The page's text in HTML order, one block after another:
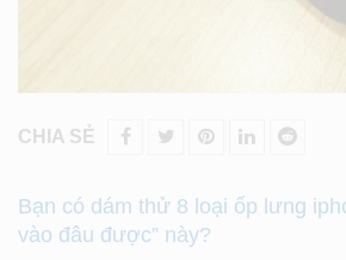
CHIA SẺ
Bạn có dám thử 8 loại ốp lưng
vào đâu được” này?